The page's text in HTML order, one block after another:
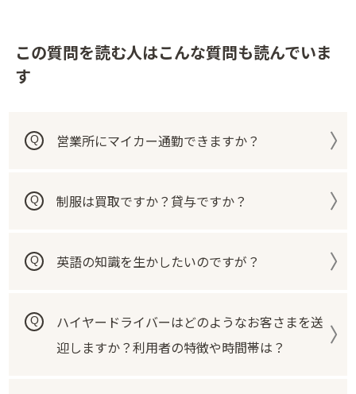
この質問を読む人はこんな質問も読んでいま
す
営業所にマイカー通勤できますか？
制服は買取ですか？貸与ですか？
英語の知識を生かしたいのですが？
ハイヤードライバーはどのようなお客さまを送
迎しますか？利用者の特徴や時間帯は？